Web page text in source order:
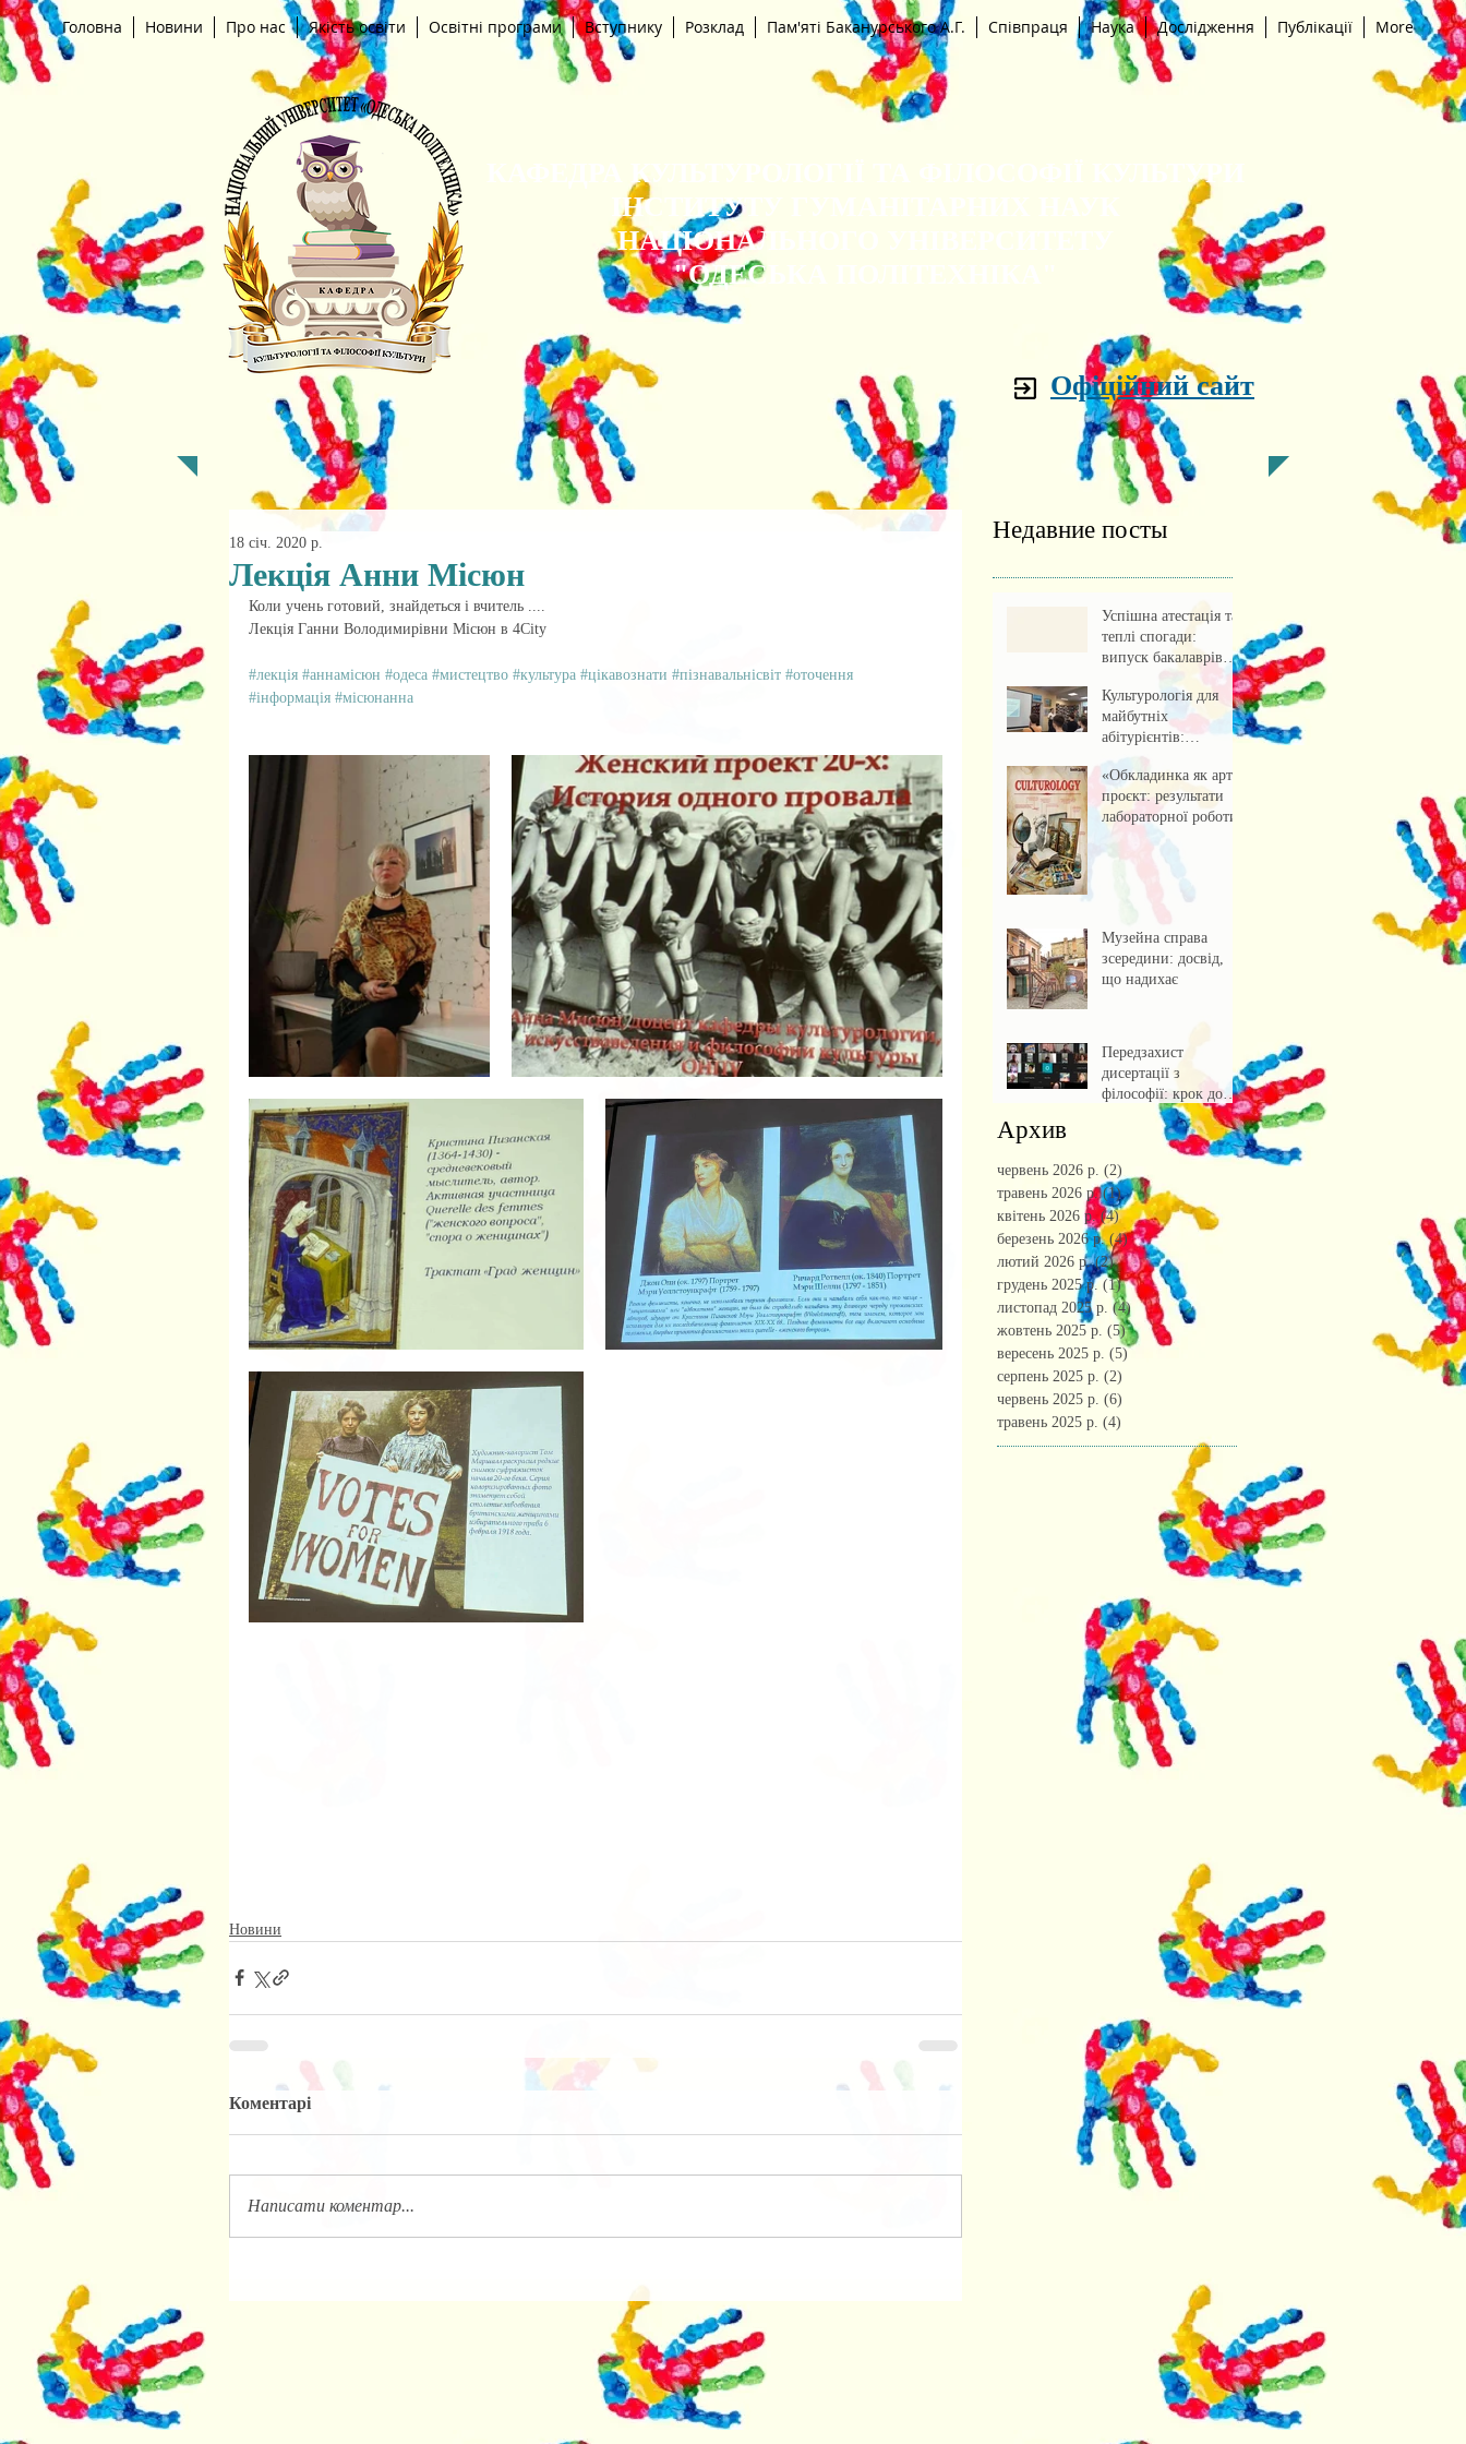
Головна Новини Про нас Якість освіти Освітні програми Вступнику Розклад Пам'яті Баканурського А.Г. Співпраця Наука Дослідження Публікації More
КАФЕДРА КУЛЬТУРОЛОГІЇ ТА ФІЛОСОФІЇ КУЛЬТУРИ
ІНСТИТУТУ ГУМАНІТАРНИХ НАУК
НАЦІОНАЛЬНОГО УНІВЕРСИТЕТУ
"ОДЕСЬКА ПОЛІТЕХНІКА"
Офіційний сайт
Лекція Анни Місюн
18 січ. 2020 р.
Коли учень готовий, знайдеться і вчитель ....
Лекція Ганни Володимирівни Місюн в 4City
#лекція #аннамісюн #одеса #мистецтво #культура #цікавознати #пізнавальнісвіт #оточення
#інформація #місюнанна
Новини
Коментарі
Написати коментар...
Недавние посты
Успішна атестація та
теплі спогади:
випуск бакалаврів
Культурологія для
майбутніх
абітурієнтів:
профорієнтаційна
зустріч із учнями
ліцею
«Обкладинка як арт-
проєкт: результати
лабораторної роботи»
Музейна справа
зсередини: досвід,
що надихає
Передзахист
дисертації з
філософії: крок до
осмислення епохи
штучного інтелекту.
Архив
червень 2026 р. (2)
травень 2026 р. (1)1 пост
квітень 2026 р. (4)4 пости
березень 2026 р. (4)4 пости
лютий 2026 р. (2)2 пости
грудень 2025 р. (1)1 пост
листопад 2025 р. (4) 4 пости
жовтень 2025 р. (5)5 постів
вересень 2025 р. (5)5 постів
серпень 2025 р. (2)
червень 2025 р. (6)
травень 2025 р. (4)